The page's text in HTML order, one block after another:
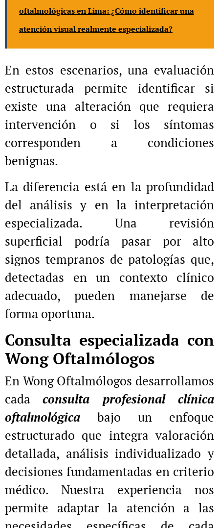
oftalmológicas en Lima: ¿Cómo identificar una
atención visual realmente especializada?
En estos escenarios, una evaluación
estructurada permite identificar si
existe una alteración que requiera
intervención o si los síntomas
corresponden a condiciones
benignas.
La diferencia está en la profundidad
del análisis y en la interpretación
especializada. Una revisión
superficial podría pasar por alto
signos tempranos de patologías que,
detectadas en un contexto clínico
adecuado, pueden manejarse de
forma oportuna.
Consulta especializada con
Wong Oftalmólogos
En Wong Oftalmólogos desarrollamos
cadaconsulta profesional clínica
oftalmológica bajo un enfoque
estructurado que integra valoración
detallada, análisis individualizado y
decisiones fundamentadas en criterio
médico. Nuestra experiencia nos
permite adaptar la atención a las